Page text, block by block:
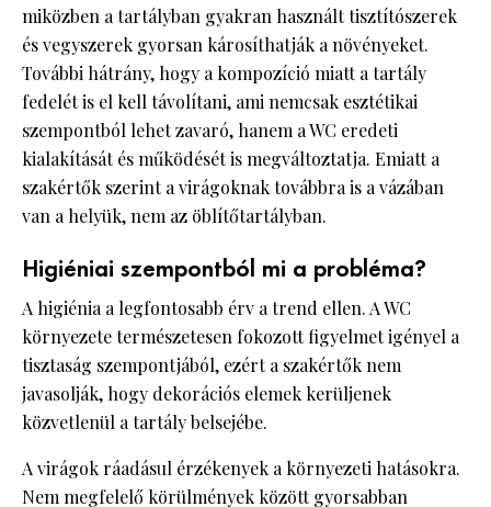
miközben a tartályban gyakran használt tisztítószerek
és vegyszerek gyorsan károsíthatják a növényeket.
További hátrány, hogy a kompozíció miatt a tartály
fedelét is el kell távolítani, ami nemcsak esztétikai
szempontból lehet zavaró, hanem a WC eredeti
kialakítását és működését is megváltoztatja. Emiatt a
szakértők szerint a virágoknak továbbra is a vázában
van a helyük, nem az öblítőtartályban.
Higiéniai szempontból mi a probléma?
A higiénia a legfontosabb érv a trend ellen. A WC
környezete természetesen fokozott figyelmet igényel a
tisztaság szempontjából, ezért a szakértők nem
javasolják, hogy dekorációs elemek kerüljenek
közvetlenül a tartály belsejébe.
A virágok ráadásul érzékenyek a környezeti hatásokra.
Nem megfelelő körülmények között gyorsabban